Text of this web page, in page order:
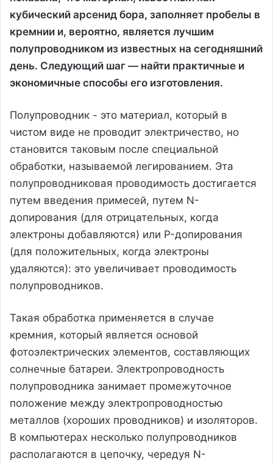
кубический арсенид бора, заполняет пробелы в
кремнии и, вероятно, является лучшим
полупроводником из известных на сегодняшний
день. Следующий шаг — найти практичные и
экономичные способы его изготовления.
Полупроводник - это материал, который в
чистом виде не проводит электричество, но
становится таковым после специальной
обработки, называемой легированием. Эта
полупроводниковая проводимость достигается
путем введения примесей, путем N-
допирования (для отрицательных, когда
электроны добавляются) или P-допирования
(для положительных, когда электроны
удаляются): это увеличивает проводимость
полупроводников.
Такая обработка применяется в случае
кремния, который является основой
фотоэлектрических элементов, составляющих
солнечные батареи. Электропроводность
полупроводника занимает промежуточное
положение между электропроводностью
металлов (хороших проводников) и изоляторов.
В компьютерах несколько полупроводников
располагаются в цепочку, чередуя N-